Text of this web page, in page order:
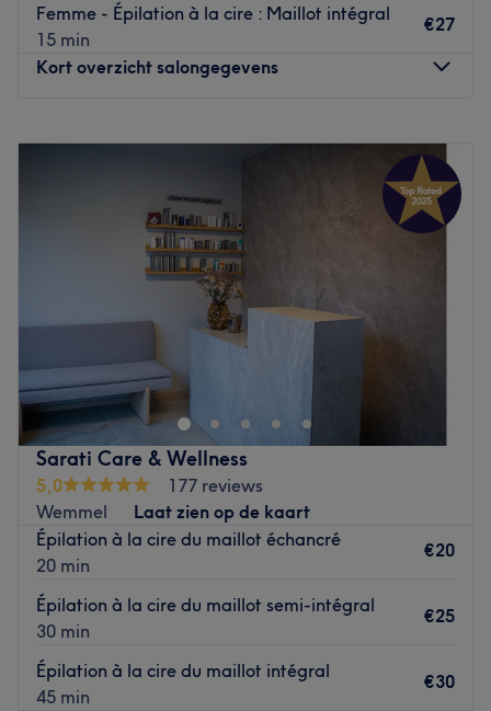
Femme - Épilation à la cire : Maillot intégral
15 min
€27
Kort overzicht salongegevens
20:00
12:00
–20:00
18:30
Anne Thissen vous accueille au sein de son centre
d'esthétiqueréservé aux femmes
à proximité de Woluwe-Saint-Pierre et du métro Stockel.
C'est avec des produits de qualité et dans un endroit
intime et discret qu'Anne vous propose une large gamme
de soins avec des soins du visage, soins du corps,
épilations, soins bien-être... Profitez d'un vrai moment de
détente en dehors du temps dans cet espace chic et cosy.
NB: ce salon est réservé aux femmes.
Sarati Care & Wellness
5,0
177 reviews
Wemmel
Laat zien op de kaart
Épilation à la cire du maillot échancré
20 min
€20
Épilation à la cire du maillot semi-intégral
30 min
€25
Épilation à la cire du maillot intégral
45 min
€30